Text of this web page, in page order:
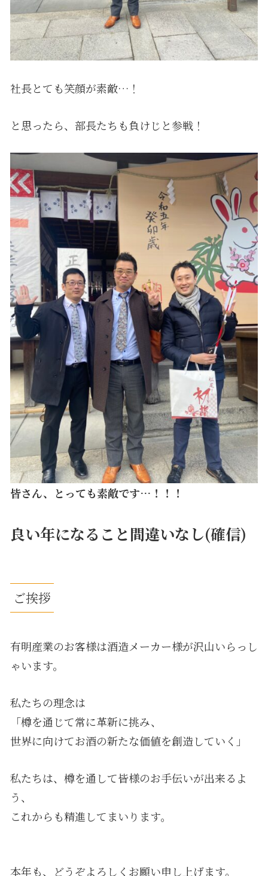
社長とても笑顔が素敵…！
と思ったら、部長たちも負けじと参戦！
皆さん、とっても素敵です…！！！
良い年になること間違いなし(確信)
ご挨拶
有明産業のお客様は酒造メーカー様が沢山いらっし
ゃいます。
私たちの理念は
「樽を通じて常に革新に挑み、
世界に向けてお酒の新たな価値を創造していく」
私たちは、樽を通して皆様のお手伝いが出来るよ
う、
これからも精進してまいります。
本年も、どうぞよろしくお願い申し上げます。